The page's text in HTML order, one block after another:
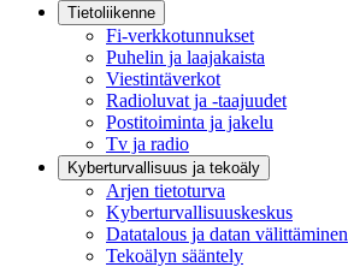
Tietoliikenne
Fi-verkkotunnukset
Puhelin ja laajakaista
Viestintäverkot
Radioluvat ja -taajuudet
Postitoiminta ja jakelu
Tv ja radio
Kyberturvallisuus ja tekoäly
Arjen tietoturva
Kyberturvallisuuskeskus
Datatalous ja datan välittäminen
Tekoälyn sääntely